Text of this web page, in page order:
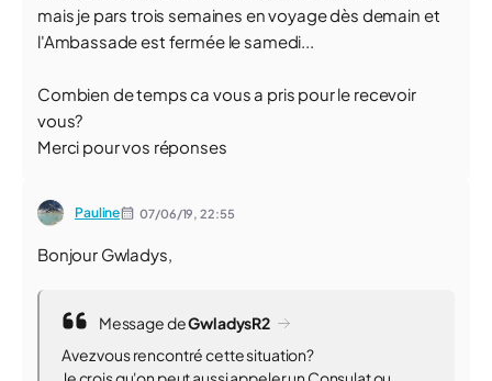
mais je pars trois semaines en voyage dès demain et
l'Ambassade est fermée le samedi...
Combien de temps ca vous a pris pour le recevoir
vous?
Merci pour vos réponses
Pauline 07/06/19,22:55
Bonjour Gwladys,
Message deGwladysR2
Avez vous rencontré cette situation?